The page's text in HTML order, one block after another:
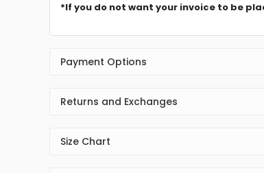
*If you do not want your invoice to be
Payment Options
Returns and Exchanges
Size Chart